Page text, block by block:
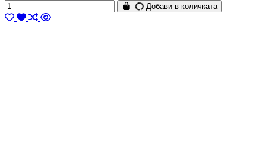
Добави в количката